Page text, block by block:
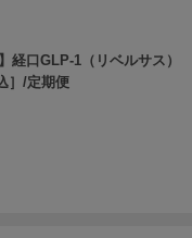
経口GLP-1（リベルサス）
］/定期便